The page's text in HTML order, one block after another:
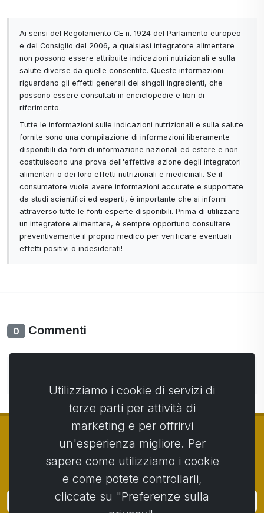
Ai sensi del Regolamento CE n. 1924 del Parlamento europeo
e del Consiglio del 2006, a qualsiasi integratore alimentare
non possono essere attribuite indicazioni nutrizionali e sulla
salute diverse da quelle consentite. Queste informazioni
riguardano gli effetti generali dei singoli ingredienti, che
possono essere consultati in enciclopedie e libri di
riferimento.
Tutte le informazioni sulle indicazioni nutrizionali e sulla salute
fornite sono una compilazione di informazioni liberamente
disponibili da fonti di informazione nazionali ed estere e non
costituiscono una prova dell'effettiva azione degli integratori
alimentari o dei loro effetti nutrizionali e medicinali. Se il
consumatore vuole avere informazioni accurate e supportate
da studi scientifici ed esperti, è importante che si informi
attraverso tutte le fonti esperte disponibili. Prima di utilizzare
un integratore alimentare, è sempre opportuno consultare
preventivamente il proprio medico per verificare eventuali
effetti positivi o indesiderati!
0 Commenti
© Copyright 2014 - 2026 Activstar
Utilizziamo i cookie di servizi di
terze parti per attività di
marketing e per offrirvi
un'esperienza migliore. Per
sapere come utilizziamo i cookie
e come potete controllarli,
cliccate su "Preferenze sulla